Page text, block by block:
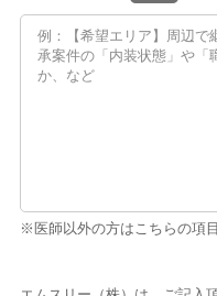
※医師以外の方はこちらの項